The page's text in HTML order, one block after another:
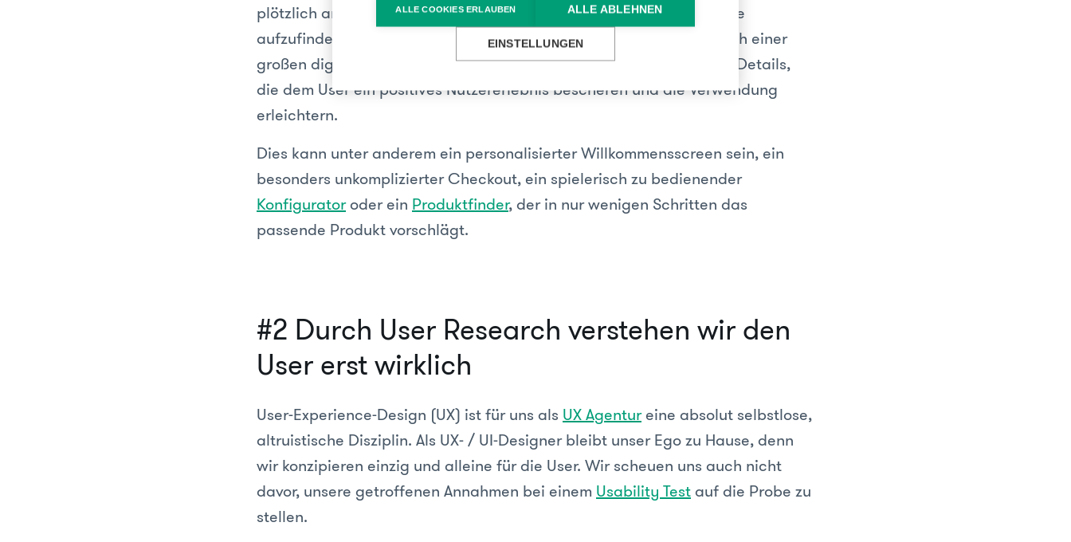
ALLE COOKIES ERLAUBEN ALLE ABLEHNEN
EINSTELLUNGEN
plötzlich anders bedienen lässt oder nicht an einer gewohnten Stelle
aufzufinden ist. Eine gute User Experience verlangt nicht immer nach einer
großen digitalen Revolution - vielmehr sind es um kleine, aber feine Details,
die dem User ein positives Nutzererlebnis bescheren und die Verwendung
erleichtern.
Dies kann unter anderem ein personalisierter Willkommensscreen sein, ein
besonders unkomplizierter Checkout, ein spielerisch zu bedienender
Konfiguratoroder ein Produktfinder, der in nur wenigen Schritten das
passende Produkt vorschlägt.
#2 Durch User Research verstehen wir den
User erst wirklich
User-Experience-Design (UX) ist für uns als UX Agentureine absolut selbstlose,
altruistische Disziplin. Als UX- / UI-Designer bleibt unser Ego zu Hause, denn
wir konzipieren einzig und alleine für die User. Wir scheuen uns auch nicht
davor, unsere getroffenen Annahmen bei einem Usability Testauf die Probe zu
stellen.